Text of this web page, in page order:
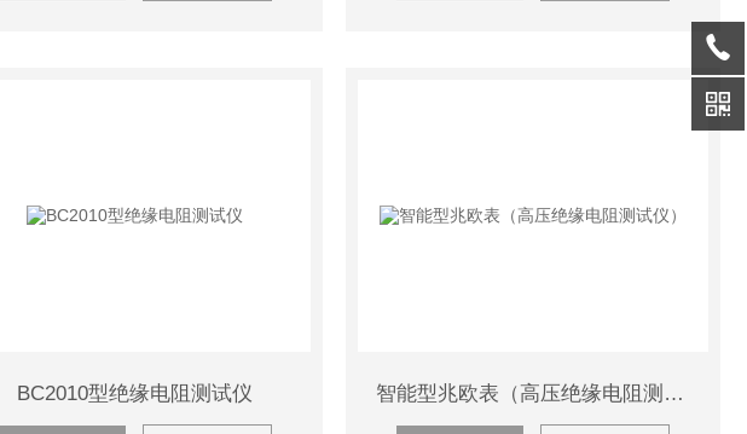
BC2010型绝缘电阻测试仪 智能型兆欧表（高压绝缘电阻测试仪）